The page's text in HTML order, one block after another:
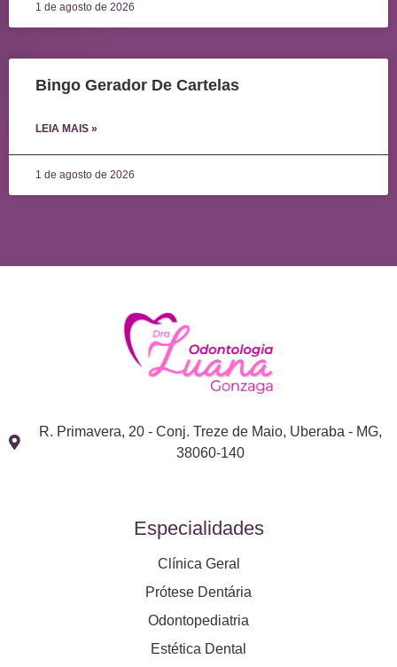
1 de agosto de 2026
Bingo Gerador De Cartelas
LEIA MAIS »
1 de agosto de 2026
R. Primavera, 20 - Conj. Treze de Maio, Uberaba - MG,
38060-140
Especialidades
Clínica Geral
Prótese Dentária
Odontopediatria
Estética Dental